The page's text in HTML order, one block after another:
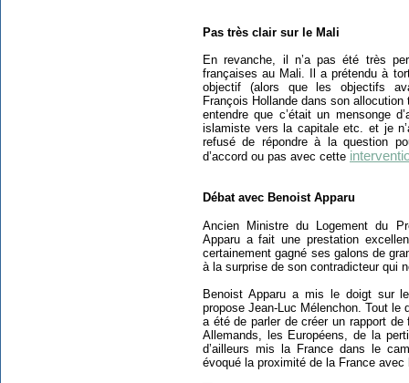
Pas très clair sur le Mali
En revanche, il n’a pas été très
françaises au Mali. Il a prétendu à
objectif (alors que les objectifs
François Hollande dans son
entendre que c’était un mensonge
islamiste vers la capitale etc. et je
refusé de répondre à la question
d’accord ou pas avec cette
Débat avec Benoist Apparu
Ancien Ministre du Logement du
Apparu a fait une prestation
certainement gagné ses galons de
à la surprise de son contradicteur qui
Benoist Apparu a mis le doigt sur
propose Jean-Luc Mélenchon. Tout le
a été de parler de créer un rapport
Allemands, les Européens, de la
d’ailleurs mis la France dans le
évoqué la proximité de la France avec